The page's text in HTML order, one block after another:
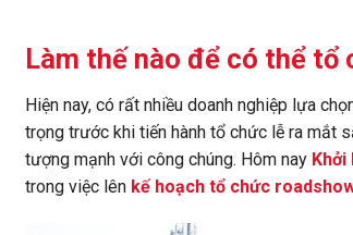
Làm thế nào để có thể tổ
Hiện nay, có rất nhiều doanh nghiệp lựa
trọng trước khi tiến hành tổ chức lễ ra mắt
tượng mạnh với công chúng. Hôm nay Khởi
trong việc lên kế hoạch tổ chức